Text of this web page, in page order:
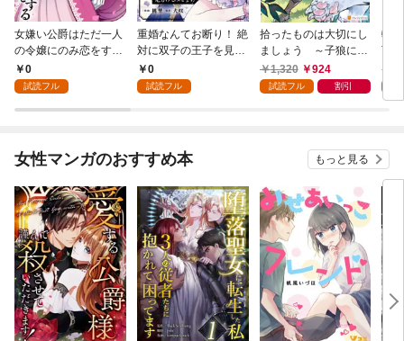
女嫌い公爵はただ一人
の令嬢にのみ恋をする
（分冊版）第１話
0
試読フル
重婚なんてお断り！ 絶
対に双子の王子を見分
けてみせます！（分冊
版） 第１話
0
試読フル
拾ったものは大切にし
ましょう ～子狼に気
に入られた男の転移物
語～
1,320 924
試読フル 割引
転
下
冒
女性マンガのおすすめ本 もっと見る